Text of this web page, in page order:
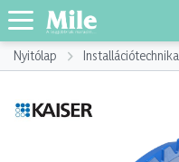
Nyitólap Installációtechnika